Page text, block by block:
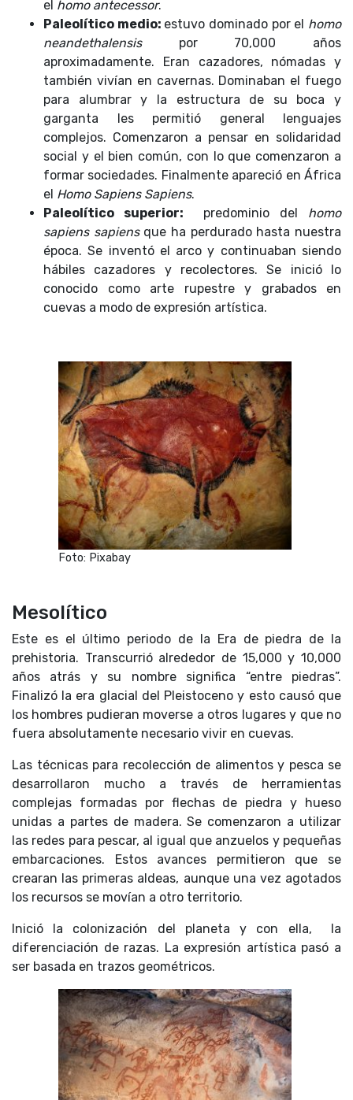
el homo antecessor.
Paleolítico medio: estuvo dominado por el homo
neandethalensispor 70,000 años
aproximadamente. Eran cazadores, nómadas y
también vivían en cavernas. Dominaban el fuego
para alumbrar y la estructura de su boca y
garganta les permitió general lenguajes
complejos. Comenzaron a pensar en solidaridad
social y el bien común, con lo que comenzaron a
formar sociedades. Finalmente apareció en África
el Homo Sapiens Sapiens.
Paleolítico superior: predominio del homo
sapiens sapiens que ha perdurado hasta nuestra
época. Se inventó el arco y continuaban siendo
hábiles cazadores y recolectores. Se inició lo
conocido como arte rupestre y grabados en
cuevas a modo de expresión artística.
Foto: Pixabay
Mesolítico
Este es el último periodo de la Era de piedra de la
prehistoria. Transcurrió alrededor de 15,000 y 10,000
años atrás y su nombre significa “entre piedras”.
Finalizó la era glacial del Pleistoceno y esto causó que
los hombres pudieran moverse a otros lugares y que no
fuera absolutamente necesario vivir en cuevas.
Las técnicas para recolección de alimentos y pesca se
desarrollaron mucho a través de herramientas
complejas formadas por flechas de piedra y hueso
unidas a partes de madera. Se comenzaron a utilizar
las redes para pescar, al igual que anzuelos y pequeñas
embarcaciones. Estos avances permitieron que se
crearan las primeras aldeas, aunque una vez agotados
los recursos se movían a otro territorio.
Inició la colonización del planeta y con ella, la
diferenciación de razas. La expresión artística pasó a
ser basada en trazos geométricos.